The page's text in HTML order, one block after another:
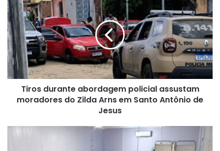
durante
abordagem
policial
assustam
moradores
do
Zilda
Arns
Santo
Jesus
Tiros durante abordagem policial assustam
moradores do Zilda Arns em Santo Antônio de
Jesus